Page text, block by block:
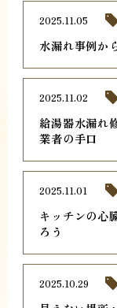
水漏れ事例か
2025.11.05
給湯器水漏れ
業者の手口
2025.11.02
キッチンの心
ろう
2025.11.01
2025.10.29